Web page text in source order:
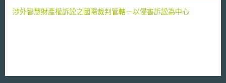
涉外智慧財產權訴訟之國際裁判管轄－以侵害訴訟為中心